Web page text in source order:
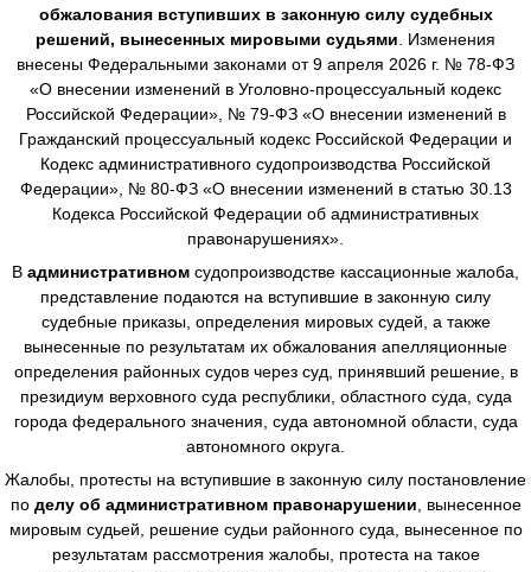
обжалования вступивших в законную силу судебных
решений, вынесенных мировыми судьями . Изменения
внесены Федеральными законами от 9 апреля 2026 г. № 78-ФЗ
«О внесении изменений в Уголовно-процессуальный кодекс
Российской Федерации», № 79-ФЗ «О внесении изменений в
Гражданский процессуальный кодекс Российской Федерации и
Кодекс административного судопроизводства Российской
Федерации», № 80-ФЗ «О внесении изменений в статью 30.13
Кодекса Российской Федерации об административных
правонарушениях».
В административном судопроизводстве кассационные жалоба,
представление подаются на вступившие в законную силу
судебные приказы, определения мировых судей, а также
вынесенные по результатам их обжалования апелляционные
определения районных судов через суд, принявший решение, в
президиум верховного суда республики, областного суда, суда
города федерального значения, суда автономной области, суда
автономного округа.
Жалобы, протесты на вступившие в законную силу постановление
по делу об административном правонарушении , вынесенное
мировым судьей, решение судьи районного суда, вынесенное по
результатам рассмотрения жалобы, протеста на такое